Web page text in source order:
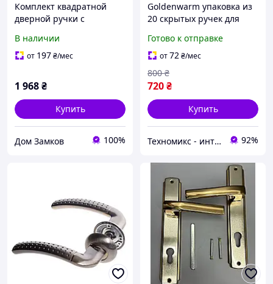
Комплект квадратной
дверной ручки с
фиксатором WC TRION
FRESCO 49 Black чёрный
В наличии
от 197₴/мес
1 968₴
Купить
Дом Замков 100%
Goldenwarm упаковка из
20 скрытых ручек для
ручек, серебряных
дверных ручек,
межкомнатных дверей,
160 мм
Готово к отправке
от72₴/мес
720₴
800 ₴
Купить
Техномикс - интернет - магазин качественной техники, электроники и других товаров для дома и работы 92%